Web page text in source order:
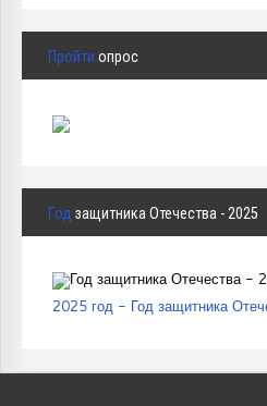
Пройти опрос
Год защитника Отечества - 2025
2025 год - Год защитника